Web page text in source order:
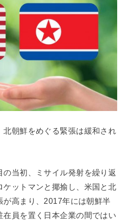
北朝鮮をめぐる緊張は緩和され
の当初、ミサイル発射を繰り返
ケットマンと揶揄し、米国と北
が高まり、2017年には朝鮮半
員を置く日本企業の間ではい